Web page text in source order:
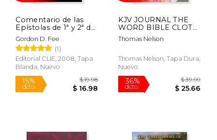
Rápido
Comentario de las
Epístolas de 1ª y 2ª de
Timoteo (Coleccion
Teologica
Contemporanea:
Estudios Biblicos)
Gordon D. Fee
(1)
Editorial CLIE, 2008, Tapa
Blanda, Nuevo
KJV JOURNAL THE
WORD BIBLE CLOTH
OVER BOARD PIN
Format: Hardcover
Thomas Nelson
Thomas Nelson, Tapa Dura,
Nuevo